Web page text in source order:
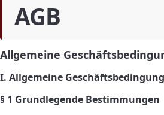
AGB
Allgemeine
I. Allgemeine
§ 1 Grundlegende Bestimmungen